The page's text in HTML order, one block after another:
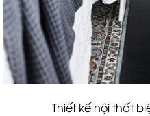
Thiết kế nội thất biệt